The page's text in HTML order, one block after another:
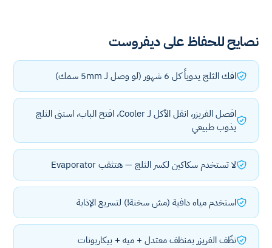
نصايح للحفاظ على ديفروست
افك الثلج يدوياً كل 6 شهور (لو وصل لـ 5mm سمك)
افصل الفريزر، انقل الأكل لـ Cooler، افتح الباب، استنى الثلج
يذوب طبيعي
لا تستخدم سكاكين لكسر الثلج — هتثقب Evaporator
استخدم مياه دافية (مش سخنة!) لتسريع الإذابة
نظّف الفريزر بمنظف معتدل + ميه + بيكاربونات